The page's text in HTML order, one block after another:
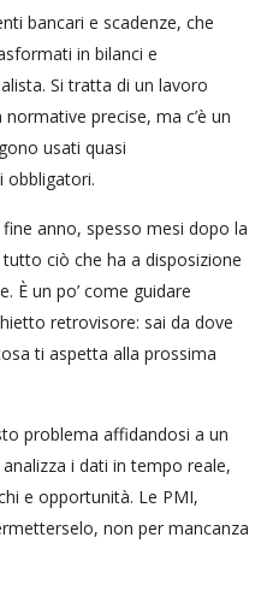
bancari e scadenze, che
in bilanci e
Si tratta di un lavoro
precise, ma c’è un
usati quasi
obbligatori.
anno, spesso mesi dopo la
tutto ciò che ha a disposizione
È un po’ come guidare
retrovisore: sai da dove
ti aspetta alla prossima
problema affidandosi a un
i dati in tempo reale,
e opportunità. Le PMI,
non per mancanza